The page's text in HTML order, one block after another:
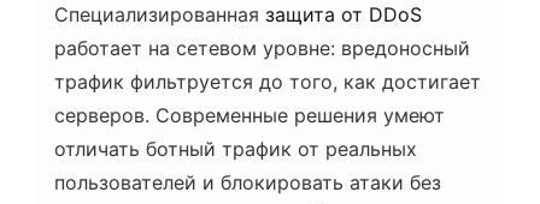
Специализированная защита от DDoS
работает на сетевом уровне: вредоносный
трафик фильтруется до того, как достигает
серверов. Современные решения умеют
отличать ботный трафик от реальных
пользователей и блокировать атаки без